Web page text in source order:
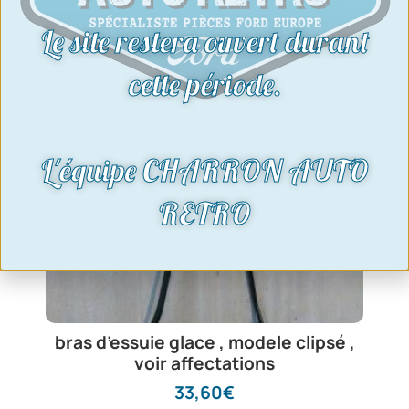
bras d’essuie glace , modele clipsé ,
voir affectations
33,60€
Le site restera ouvert durant
cette période.
L'équipe CHARRON AUTO
RETRO